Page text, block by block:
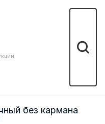
Поиск
без кармана